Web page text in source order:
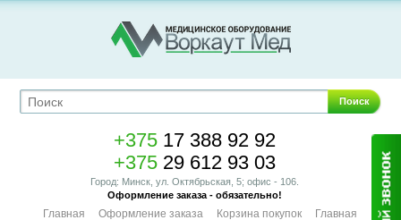
Поиск
+375 17 388 92 92
+375 29 612 93 03
Город: Минск, ул. Октябрьская, 5; офис - 106.
Оформление заказа - обязательно!
Главная Оформление заказа Корзина покупок
Главная